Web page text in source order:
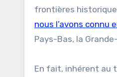
frontières
nous l’avons connu
Pays-Bas, la
En fait, inhérent au